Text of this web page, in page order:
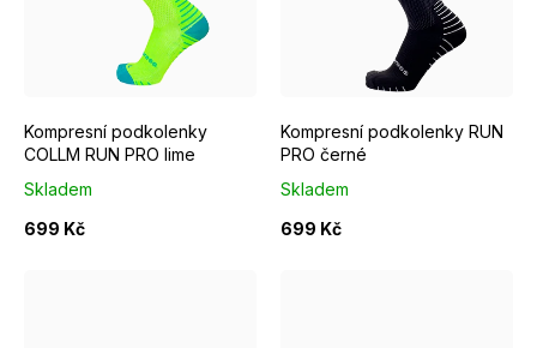
Kompresní podkolenky
COLLM RUN PRO lime
Skladem
699 Kč
S/M EUR 37-39
Kompresní podkolenky RUN
PRO černé
Skladem
699 Kč
S/M EUR 37-39 M/L EUR